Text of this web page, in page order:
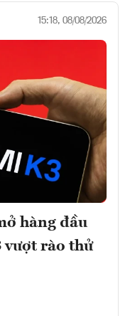
15:18, 08/08/2026
hàng đầu
rào thử